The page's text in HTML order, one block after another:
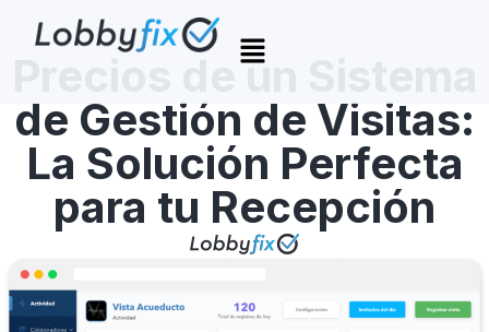
Precios de un Sistema
de Gestión de Visitas:
La Solución Perfecta
para tu Recepción